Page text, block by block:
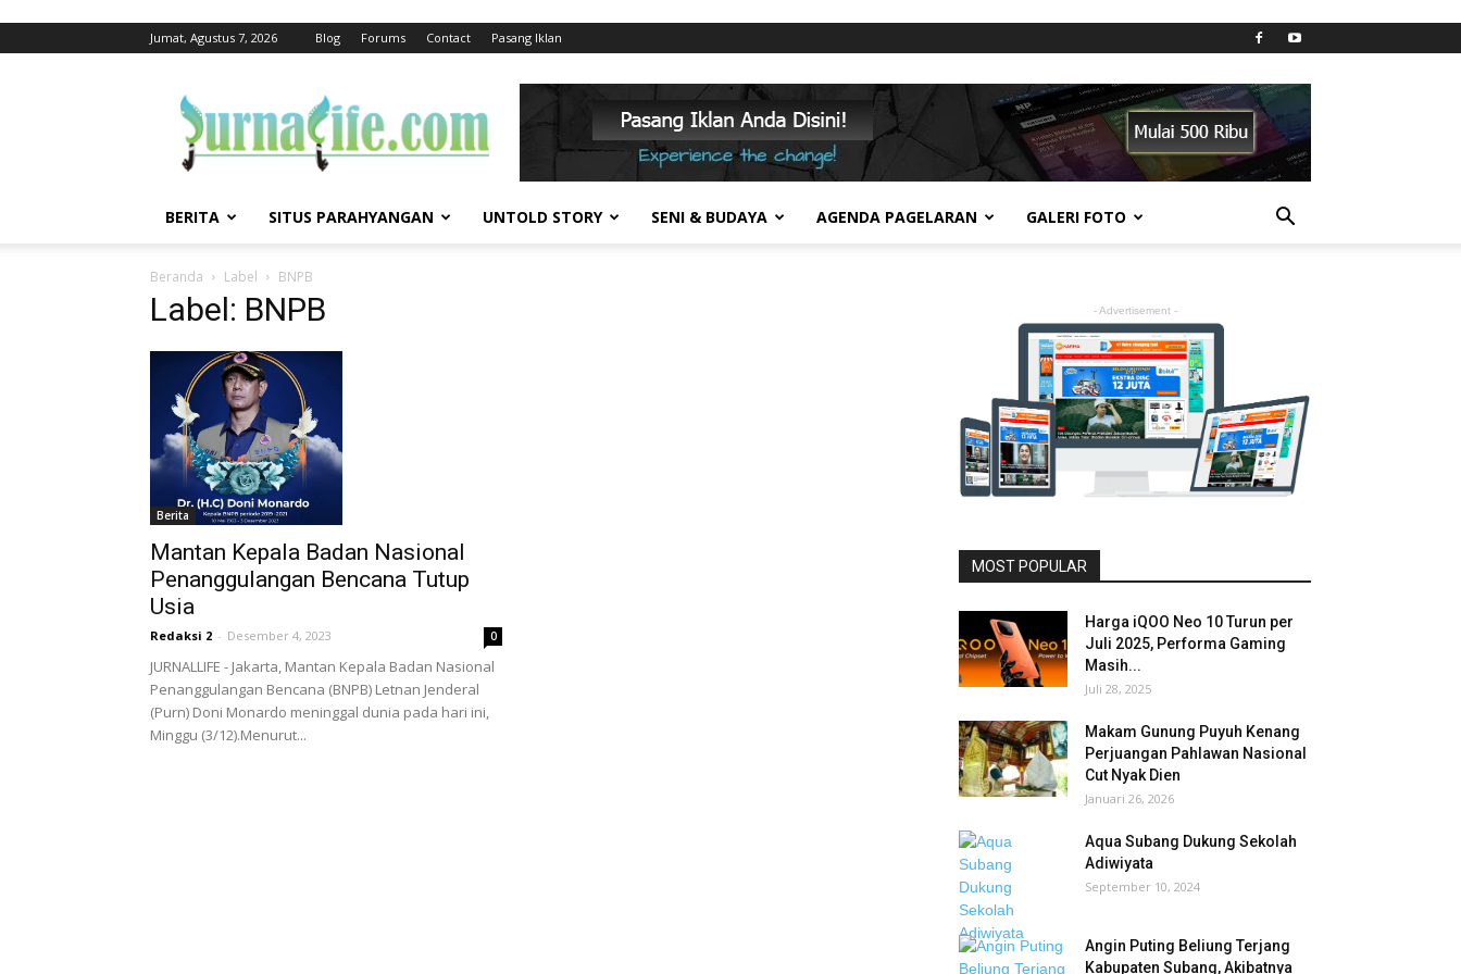
Jumat, Agustus 7, 2026 Blog Forums Contact Pasang Iklan
BERITA SITUS PARAHYANGAN UNTOLD STORY SENI & BUDAYA AGENDA PAGELARAN GALERI FOTO
Beranda Label BNPB
Label: BNPB
Berita
Mantan Kepala Badan Nasional
Penanggulangan Bencana Tutup
Usia
Redaksi 2 - Desember 4, 2023 0
JURNALLIFE - Jakarta, Mantan Kepala Badan Nasional
Penanggulangan Bencana (BNPB) Letnan Jenderal
(Purn) Doni Monardo meninggal dunia pada hari ini,
Minggu (3/12).Menurut...
- Advertisement -
MOST POPULAR
Harga iQOO Neo 10 Turun per
Juli 2025, Performa Gaming
Masih...
Juli 28, 2025
Makam Gunung Puyuh Kenang
Perjuangan Pahlawan Nasional
Cut Nyak Dien
Januari 26, 2026
Aqua Subang Dukung Sekolah
Adiwiyata
September 10, 2024
Angin Puting Beliung Terjang
Kabupaten Subang, Akibatnya